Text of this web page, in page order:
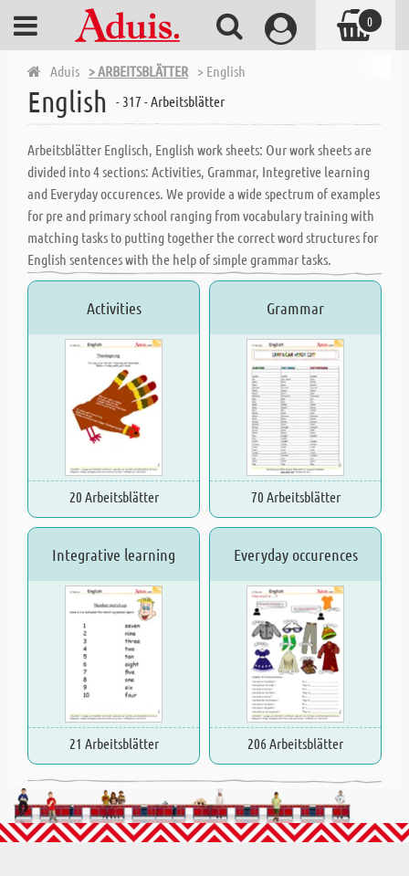
Aduis > ARBEITSBLÄTTER > English
English - 317 - Arbeitsblätter
Arbeitsblätter Englisch, English work sheets: Our work sheets are
divided into 4 sections: Activities, Grammar, Integretive learning
and Everyday occurences. We provide a wide spectrum of examples
for pre and primary school ranging from vocabulary training with
matching tasks to putting together the correct word structures for
English sentences with the help of simple grammar tasks.
Activities
20 Arbeitsblätter
Grammar
70 Arbeitsblätter
Integrative learning
21 Arbeitsblätter
Everyday occurences
206 Arbeitsblätter
0